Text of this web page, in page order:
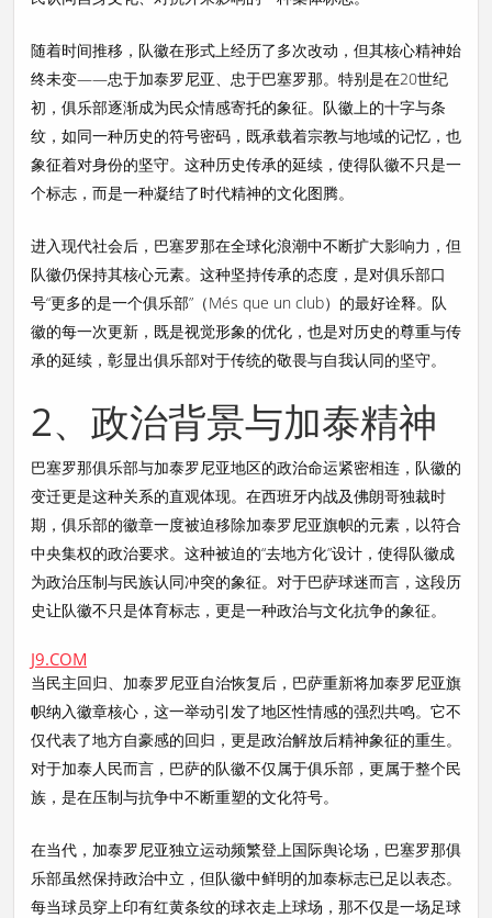
随着时间推移，队徽在形式上经历了多次改动，但其核心精神始
终未变——忠于加泰罗尼亚、忠于巴塞罗那。特别是在20世纪
初，俱乐部逐渐成为民众情感寄托的象征。队徽上的十字与条
纹，如同一种历史的符号密码，既承载着宗教与地域的记忆，也
象征着对身份的坚守。这种历史传承的延续，使得队徽不只是一
个标志，而是一种凝结了时代精神的文化图腾。
进入现代社会后，巴塞罗那在全球化浪潮中不断扩大影响力，但
队徽仍保持其核心元素。这种坚持传承的态度，是对俱乐部口
号“更多的是一个俱乐部”（Més que un club）的最好诠释。队
徽的每一次更新，既是视觉形象的优化，也是对历史的尊重与传
承的延续，彰显出俱乐部对于传统的敬畏与自我认同的坚守。
2、政治背景与加泰精神
巴塞罗那俱乐部与加泰罗尼亚地区的政治命运紧密相连，队徽的
变迁更是这种关系的直观体现。在西班牙内战及佛朗哥独裁时
期，俱乐部的徽章一度被迫移除加泰罗尼亚旗帜的元素，以符合
中央集权的政治要求。这种被迫的“去地方化”设计，使得队徽成
为政治压制与民族认同冲突的象征。对于巴萨球迷而言，这段历
史让队徽不只是体育标志，更是一种政治与文化抗争的象征。
J9.COM
当民主回归、加泰罗尼亚自治恢复后，巴萨重新将加泰罗尼亚旗
帜纳入徽章核心，这一举动引发了地区性情感的强烈共鸣。它不
仅代表了地方自豪感的回归，更是政治解放后精神象征的重生。
对于加泰人民而言，巴萨的队徽不仅属于俱乐部，更属于整个民
族，是在压制与抗争中不断重塑的文化符号。
在当代，加泰罗尼亚独立运动频繁登上国际舆论场，巴塞罗那俱
乐部虽然保持政治中立，但队徽中鲜明的加泰标志已足以表态。
每当球员穿上印有红黄条纹的球衣走上球场，那不仅是一场足球